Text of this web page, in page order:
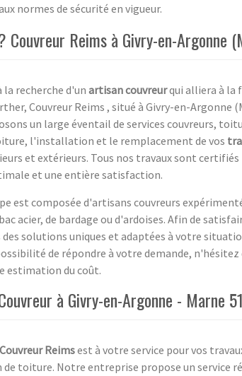
normes de sécurité en vigueur.
Couvreur Reims à Givry-en-Argonne
la recherche d'un artisan couvreurqui alliera à la
Couvreur Reims , situé à Givry-en-Argonne
un large éventail de services couvreurs,
l'installation et le remplacement de vos
et extérieurs. Tous nos travaux sont certifiés
et une entière satisfaction.
est composée d'artisans couvreurs
acier, de bardage ou d'ardoises. Afin de
solutions uniques et adaptées à votre
de répondre à votre demande, n'hésitez
estimation du coût.
à Givry-en-Argonne - Marne 51
Couvreur Reimsest à votre service pour vos
toiture. Notre entreprise propose un service